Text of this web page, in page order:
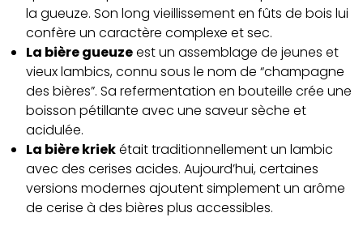
la gueuze. Son long vieillissement en fûts de bois lui
confère un caractère complexe et sec.
La bière gueuzeest un assemblage de jeunes et
vieux lambics, connu sous le nom de “champagne
des bières”. Sa refermentation en bouteille crée une
boisson pétillante avec une saveur sèche et
acidulée.
La bière kriekétait traditionnellement un lambic
avec des cerises acides. Aujourd’hui, certaines
versions modernes ajoutent simplement un arôme
de cerise à des bières plus accessibles.